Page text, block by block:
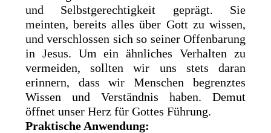
und Selbstgerechtigkeit geprägt. Sie
meinten, bereits alles über Gott zu wissen,
und verschlossen sich so seiner Offenbarung
in Jesus. Um ein ähnliches Verhalten zu
vermeiden, sollten wir uns stets daran
erinnern, dass wir Menschen begrenztes
Wissen und Verständnis haben. Demut
öffnet unser Herz für Gottes Führung.
Praktische Anwendung: